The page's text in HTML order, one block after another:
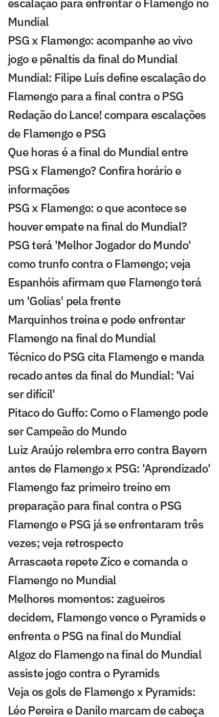
Mundial
PSG x Flamengo: acompanhe ao vivo
jogo e pênaltis da final do Mundial
Mundial: Filipe Luís define escalação do
Flamengo para a final contra o PSG
Redação do Lance! compara escalações
de Flamengo e PSG
Que horas é a final do Mundial entre
PSG x Flamengo? Confira horário e
informações
PSG x Flamengo: o que acontece se
houver empate na final do Mundial?
PSG terá 'Melhor Jogador do Mundo'
como trunfo contra o Flamengo; veja
Espanhóis afirmam que Flamengo terá
um 'Golias' pela frente
Marquinhos treina e pode enfrentar
Flamengo na final do Mundial
Técnico do PSG cita Flamengo e manda
recado antes da final do Mundial: 'Vai
ser difícil'
Pitaco do Guffo: Como o Flamengo pode
ser Campeão do Mundo
Luiz Araújo relembra erro contra Bayern
antes de Flamengo x PSG: 'Aprendizado'
Flamengo faz primeiro treino em
preparação para final contra o PSG
Flamengo e PSG já se enfrentaram três
vezes; veja retrospecto
Arrascaeta repete Zico e comanda o
Flamengo no Mundial
Melhores momentos: zagueiros
decidem, Flamengo vence o Pyramids e
enfrenta o PSG na final do Mundial
Algoz do Flamengo na final do Mundial
assiste jogo contra o Pyramids
Veja os gols de Flamengo x Pyramids:
Léo Pereira e Danilo marcam de cabeça